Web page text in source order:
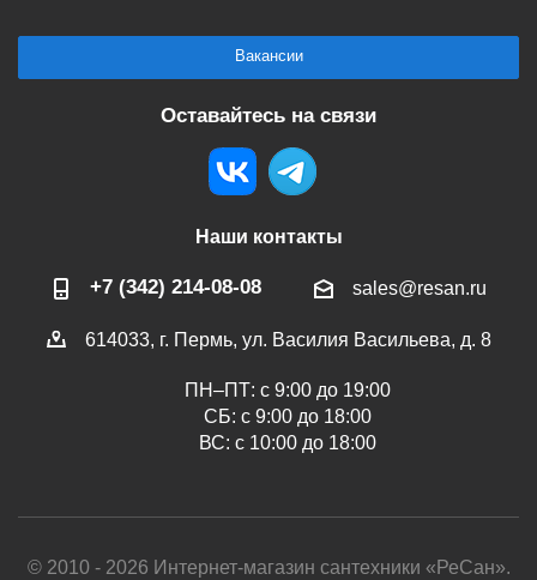
Вакансии
Оставайтесь на связи
Наши контакты
+7 (342) 214-08-08 sales@resan.ru
614033, г. Пермь, ул. Василия Васильева, д. 8
ПН–ПТ: с 9:00 до 19:00
СБ: с 9:00 до 18:00
ВС: с 10:00 до 18:00
© 2010 - 2026 Интернет-магазин сантехники «РеСан».